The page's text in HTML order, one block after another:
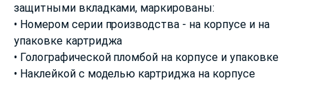
защитными вкладками, маркированы:
• Номером серии производства - на корпусе и на
упаковке картриджа
• Голографической пломбой на корпусе и упаковке
• Наклейкой с моделью картриджа на корпусе